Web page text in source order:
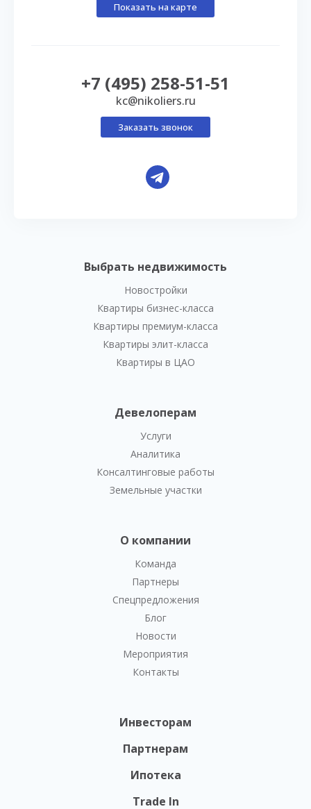
Выбрать недвижимость
Новостройки
Квартиры бизнес-класса
Квартиры премиум-класса
Квартиры элит-класса
Квартиры в ЦАО
Девелоперам
Услуги
Аналитика
Консалтинговые работы
Земельные участки
О компании
Команда
Партнеры
Спецпредложения
Блог
Новости
Мероприятия
Контакты
Инвесторам
Партнерам
Ипотека
Trade In
Показать на карте
+7 (495) 258-51-51
kc@nikoliers.ru
Заказать звонок